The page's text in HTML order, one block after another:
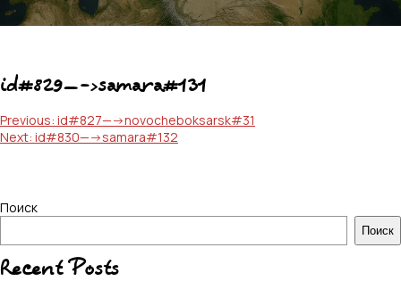
id#829—->samara#131
Навигация
по
Previous: id#827—->novocheboksarsk#31
Next: id#830—->samara#132
Поиск
Поиск
Recent Posts